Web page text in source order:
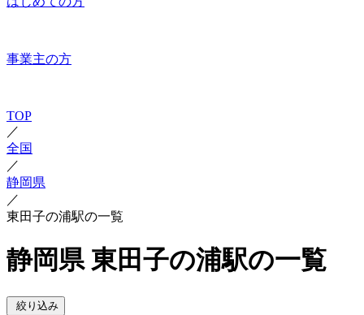
事業主の方
TOP
／
全国
／
静岡県
／
東田子の浦駅の一覧
静岡県 東田子の浦駅の一覧
絞り込み